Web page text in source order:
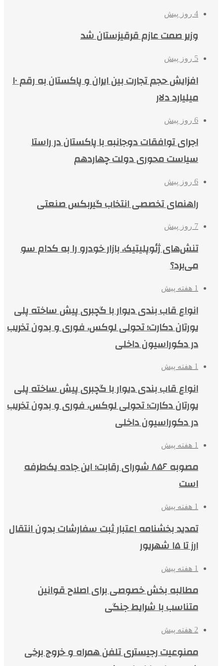
4 روز پیش
وزیر صمت عازم قرقیزستان شد
5 روز پیش
افزایش حجم تجارت بین ایران و پاکستان به رقم ۱۰
میلیارد دلار
6 روز پیش
اجرای توافقات دوجانبه با پاکستان در راستا
سیاست محوری دولت چهاردهم
6 روز پیش
راهنمای تخصصی انتخاب گیربکس صنعتی
7 روز پیش
تنش‌های ژئوپلیتیک، بازار خودرو را به کدام سو
می‌برد؟
1 هفته پیش
انواع قاب بندی دیوار با گچبری پیش ساخته پلی
یورتان دکارت؛ تحولی لوکس، فوری و بدون تخریب
در دکوراسیون داخلی
1 هفته پیش
انواع قاب بندی دیوار با گچبری پیش ساخته پلی
یورتان دکارت؛ تحولی لوکس، فوری و بدون تخریب
در دکوراسیون داخلی
1 هفته پیش
مصوبه ۸۵۶ شورای رقابت؛ این جاده یک‌طرفه
است
1 هفته پیش
تمدید بخشنامه اعتبار ثبت سفارشات بدون انتقال
ارز تا ۱۵ شهریور
1 هفته پیش
مطالبه بخش خصوصی برای اصلاح قوانین
متناسب با شرایط جنگی
2 هفته پیش
ممنوعیت رجیستری تلفن همراه و خروج برخی